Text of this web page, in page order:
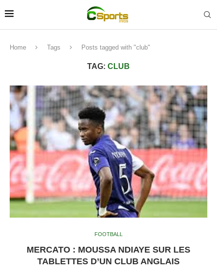
Home Tags Posts tagged with "club"
TAG: CLUB
FOOTBALL
MERCATO : MOUSSA NDIAYE SUR LES
TABLETTES D’UN CLUB ANGLAIS